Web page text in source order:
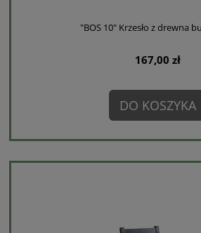
"BOS 10" Krzesło z drewna
167,00 zł
DO KOSZYKA